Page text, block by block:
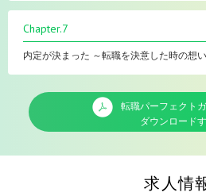
Chapter.7
内定が決まった ～転職を決意した時の想
転職パーフェクト
ダウンロード
求人情